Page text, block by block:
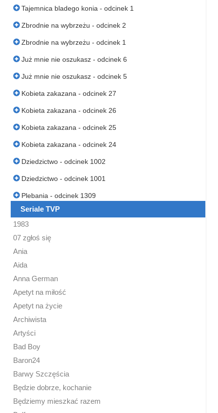
Tajemnica bladego konia - odcinek 1
Zbrodnie na wybrzeżu - odcinek 2
Zbrodnie na wybrzeżu - odcinek 1
Już mnie nie oszukasz - odcinek 6
Już mnie nie oszukasz - odcinek 5
Kobieta zakazana - odcinek 27
Kobieta zakazana - odcinek 26
Kobieta zakazana - odcinek 25
Kobieta zakazana - odcinek 24
Dziedzictwo - odcinek 1002
Dziedzictwo - odcinek 1001
Plebania - odcinek 1309
Seriale TVP
1983
07 zgłoś się
Ania
Aida
Anna German
Apetyt na miłość
Apetyt na życie
Archiwista
Artyści
Bad Boy
Baron24
Barwy Szczęścia
Będzie dobrze, kochanie
Będziemy mieszkać razem